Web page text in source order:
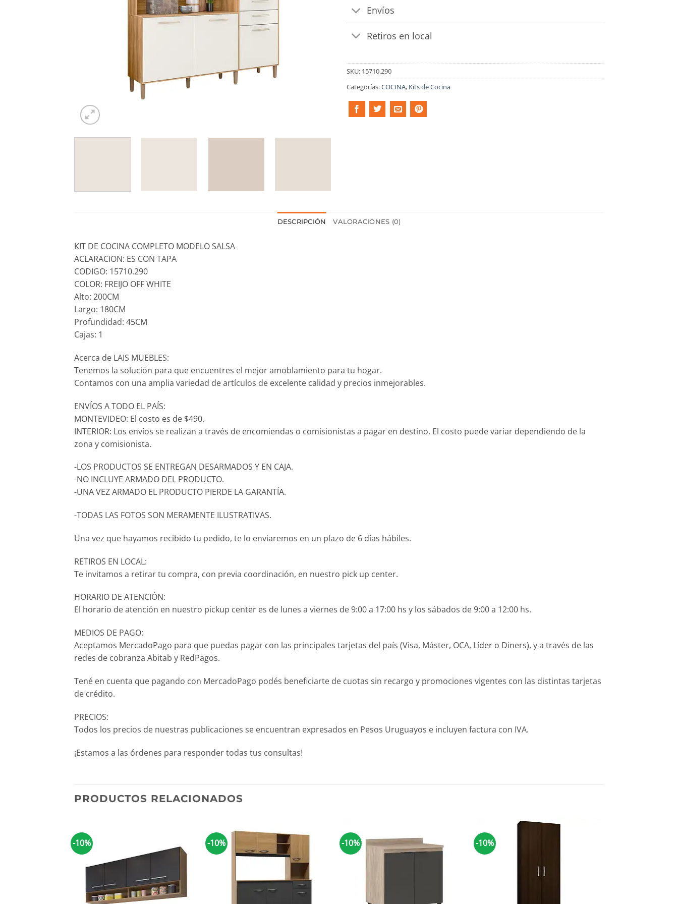
Envíos
Retiros en local
SKU: 15710.290
Categorías:COCINA, Kits de Cocina
DESCRIPCIÓN VALORACIONES (0)
KIT DE COCINA COMPLETO MODELO SALSA
ACLARACION: ES CON TAPA
CODIGO: 15710.290
COLOR: FREIJO OFF WHITE
Alto: 200CM
Largo: 180CM
Profundidad: 45CM
Cajas: 1
Acerca de LAIS MUEBLES:
Tenemos la solución para que encuentres el mejor amoblamiento para tu hogar.
Contamos con una amplia variedad de artículos de excelente calidad y precios inmejorables.
ENVÍOS A TODO EL PAÍS:
MONTEVIDEO: El costo es de $490.
INTERIOR: Los envíos se realizan a través de encomiendas o comisionistas a pagar en destino. El costo puede variar dependiendo de la
zona y comisionista.
-LOS PRODUCTOS SE ENTREGAN DESARMADOS Y EN CAJA.
-NO INCLUYE ARMADO DEL PRODUCTO.
-UNA VEZ ARMADO EL PRODUCTO PIERDE LA GARANTÍA.
-TODAS LAS FOTOS SON MERAMENTE ILUSTRATIVAS.
Una vez que hayamos recibido tu pedido, te lo enviaremos en un plazo de 6 días hábiles.
RETIROS EN LOCAL:
Te invitamos a retirar tu compra, con previa coordinación, en nuestro pick up center.
HORARIO DE ATENCIÓN:
El horario de atención en nuestro pickup center es de lunes a viernes de 9:00 a 17:00 hs y los sábados de 9:00 a 12:00 hs.
MEDIOS DE PAGO:
Aceptamos MercadoPago para que puedas pagar con las principales tarjetas del país (Visa, Máster, OCA, Líder o Diners), y a través de las
redes de cobranza Abitab y RedPagos.
Tené en cuenta que pagando con MercadoPago podés beneficiarte de cuotas sin recargo y promociones vigentes con las distintas tarjetas
de crédito.
PRECIOS:
Todos los precios de nuestras publicaciones se encuentran expresados en Pesos Uruguayos e incluyen factura con IVA.
¡Estamos a las órdenes para responder todas tus consultas!
PRODUCTOS RELACIONADOS
-10% -10% -10% -10%